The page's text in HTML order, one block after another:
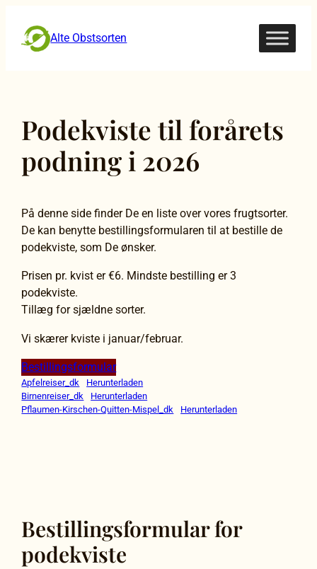
Inhalt
springen
Alte Obstsorten
Podekviste til forårets
podning i 2026
På denne side finder De en liste over vores frugtsorter.
De kan benytte bestillingsformularen til at bestille de
podekviste, som De ønsker.
Prisen pr. kvist er €6. Mindste bestilling er 3
podekviste.
Tillæg for sjældne sorter.
Vi skærer kviste i januar/februar.
Bestillingsformular
Apfelreiser_dk
Herunterladen
Birnenreiser_dk
Herunterladen
Pflaumen-Kirschen-Quitten-Mispel_dk
Herunterladen
Bestillingsformular for
podekviste